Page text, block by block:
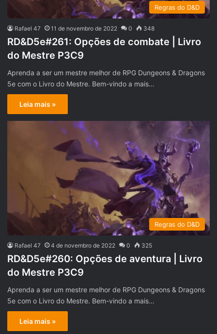
Regras do D&D
Rafael 47 11 de novembro de 2022 0 348
RD&D5e#261: Opções de combate | Livro
do Mestre P3C9
Aprenda a ser um mestre melhor de RPG Dungeons & Dragons
5e com o Livro do Mestre. Bem-vindo a mais…
Leia mais »
Regras do D&D
Rafael 47 4 de novembro de 2022 0 325
RD&D5e#260: Opções de aventura | Livro
do Mestre P3C9
Aprenda a ser um mestre melhor de RPG Dungeons & Dragons
5e com o Livro do Mestre. Bem-vindo a mais…
Leia mais »